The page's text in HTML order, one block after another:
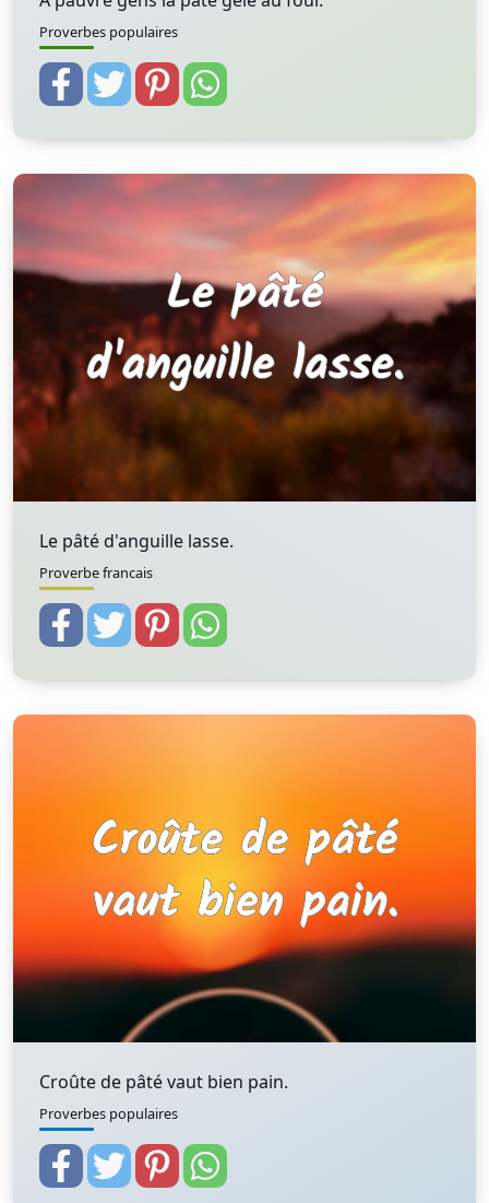
Proverbes populaires
Le pâté d'anguille lasse.
Proverbe francais
Croûte de pâté vaut bien pain.
Proverbes populaires